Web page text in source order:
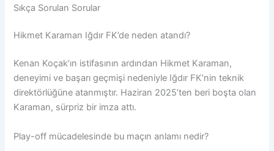
Sıkça Sorulan Sorular
Hikmet Karaman Iğdır FK’de neden atandı?
Kenan Koçak’ın istifasının ardından Hikmet Karaman,
deneyimi ve başarı geçmişi nedeniyle Iğdır FK’nin teknik
direktörlüğüne atanmıştır. Haziran 2025’ten beri boşta olan
Karaman, sürpriz bir imza attı.
Play-off mücadelesinde bu maçın anlamı nedir?